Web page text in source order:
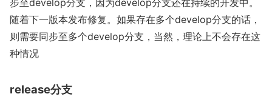
步至develop分支，因为develop分支还在持续的开发中。
随着下一版本发布修复。如果存在多个develop分支的话，
则需要同步至多个develop分支，当然，理论上不会存在这
种情况
release分支